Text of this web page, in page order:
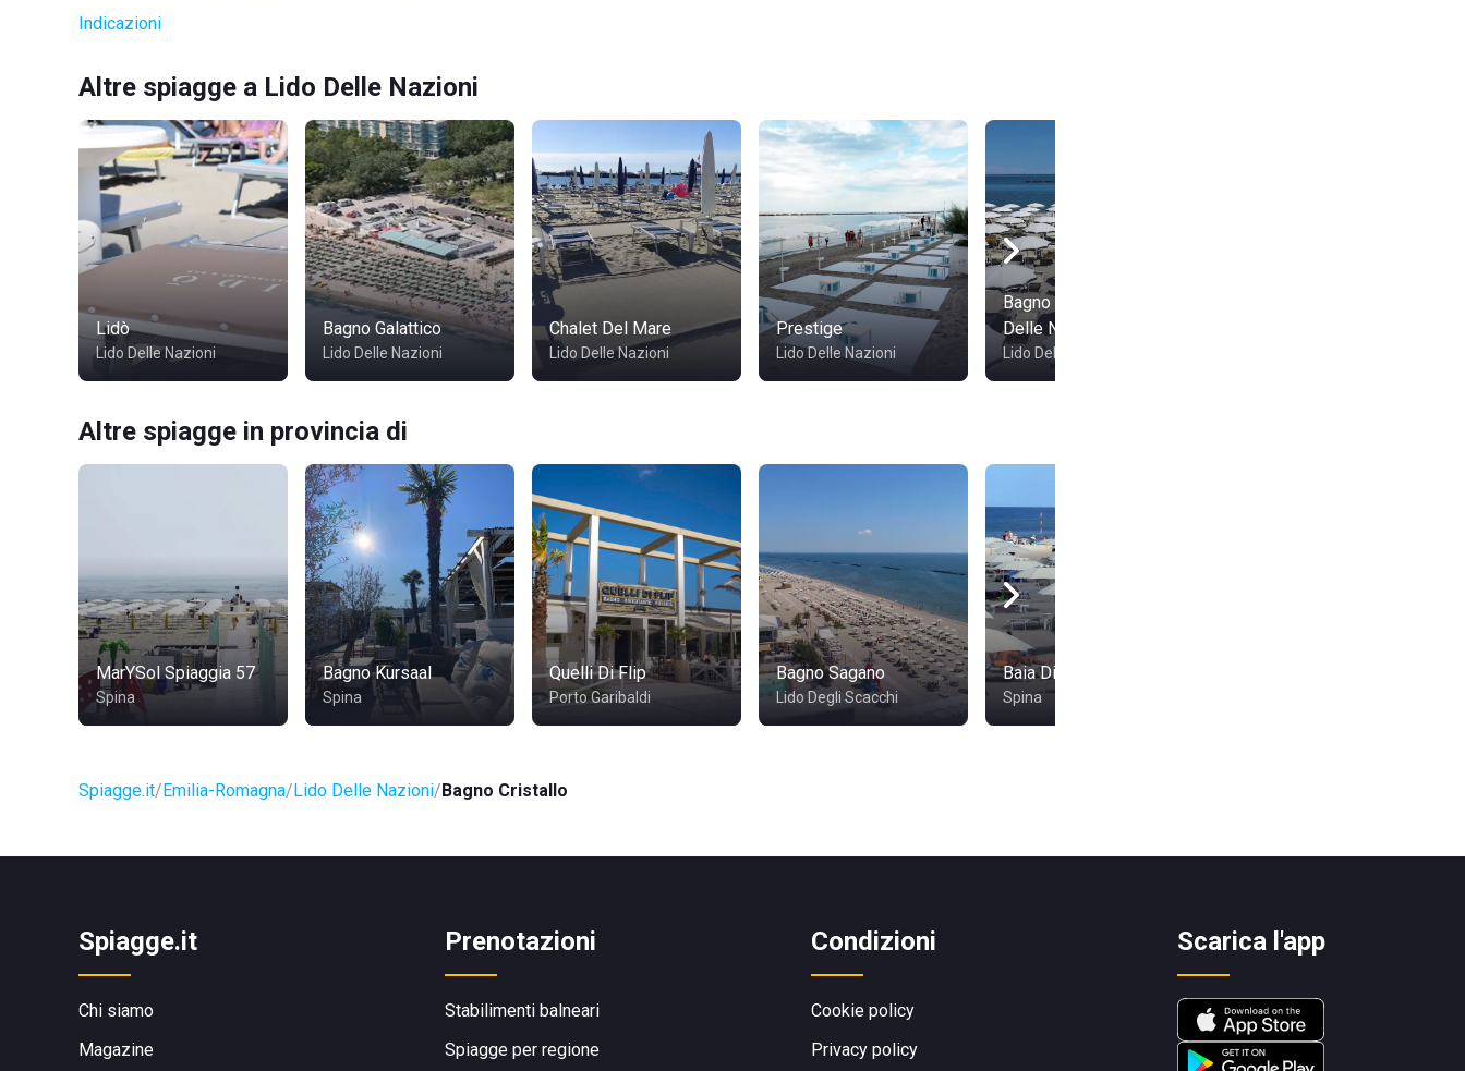
Indicazioni
Altre spiagge a Lido Delle Nazioni
Lidò
Lido Delle Nazioni
Bagno Galattico
Lido Delle Nazioni
Chalet Del Mare
Lido Delle Nazioni
Prestige
Lido Delle Nazioni
Bagno Aloha | Lido
Delle Nazioni
Lido Delle Nazioni
Altre spiagge in provincia di
MarYSol Spiaggia 57
Spina
Bagno Kursaal
Spina
Quelli Di Flip
Porto Garibaldi
Bagno Sagano
Lido Degli Scacchi
Baia Di Maui 44
Spina
Spiagge.it Emilia-Romagna Lido Delle Nazioni Bagno Cristallo
Spiagge.it
Chi siamo
Magazine
Prenotazioni
Stabilimenti balneari
Spiagge per regione
Condizioni
Cookie policy
Privacy policy
Scarica l'app